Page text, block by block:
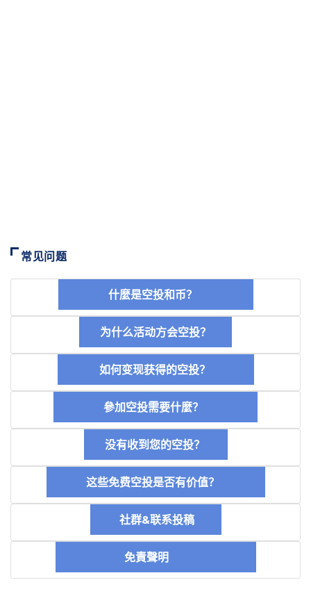
常见问题
什麼是空投和币？
为什么活动方会空投？
如何变现获得的空投？
參加空投需要什麼？
没有收到您的空投？
这些免费空投是否有价值？
社群&联系投稿
免責聲明